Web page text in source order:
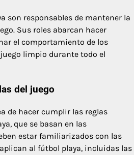
son responsables de mantener la
Sus roles abarcan hacer
el comportamiento de los
limpio durante todo el
del juego
de hacer cumplir las reglas
que se basan en las
estar familiarizados con las
al fútbol playa, incluidas las